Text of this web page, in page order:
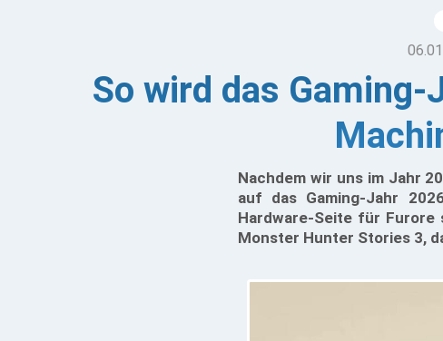
So wird das
Nachdem wir uns im Jahr
auf das Gaming-Jahr
Hardware-Seite für Furore
Monster Hunter Stories 3,